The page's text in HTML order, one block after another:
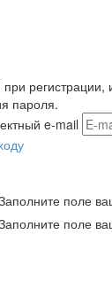
при
пароля.
e-mail
поле
поле